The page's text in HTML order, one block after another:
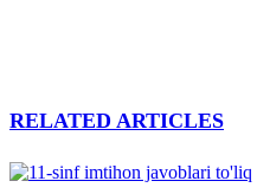
RELATED ARTICLES